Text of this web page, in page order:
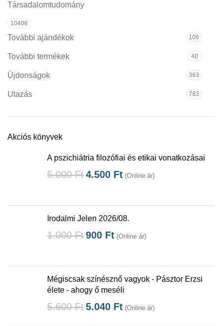
Társadalomtudomány
10408
További ajándékok 106
További termékek 40
Újdonságok 363
Utazás 783
Akciós könyvek
A pszichiátria filozófiai és etikai vonatkozásai
5.000Ft4.500 Ft (Online ár)
Irodalmi Jelen 2026/08.
1.000Ft900 Ft (Online ár)
Mégiscsak színésznő vagyok - Pásztor Erzsi
élete - ahogy ő meséli
5.600Ft5.040 Ft (Online ár)